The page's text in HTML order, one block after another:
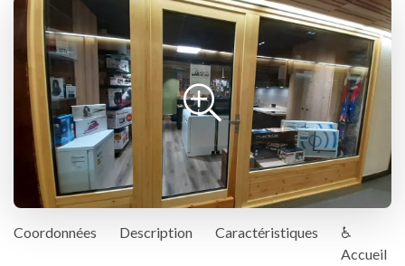
Coordonnées Description Caractéristiques
♿
Accueil